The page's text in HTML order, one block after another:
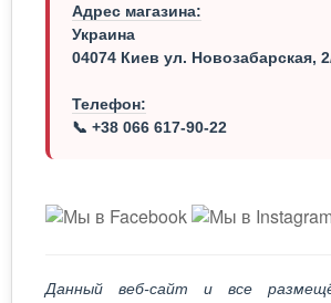
Адрес магазина:
Украина
04074 Киев ул. Новозабарская,
Телефон:
📞 +38 066 617-90-22
Данный веб-сайт и все